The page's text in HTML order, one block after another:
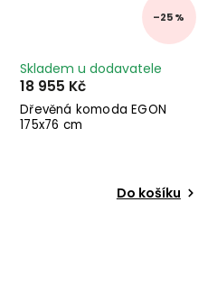
–25 %
Dřevěná komoda EGON
175x76 cm
Skladem u dodavatele
18 955 Kč
Do košíku